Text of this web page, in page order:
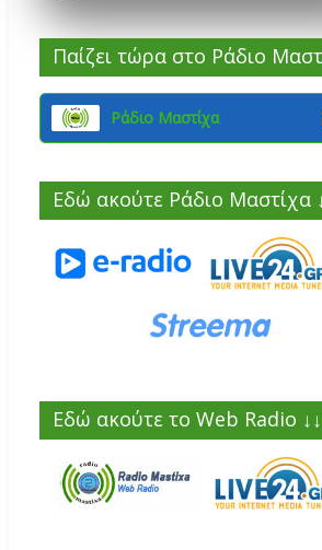
Παίζει τώρα στο Ράδιο
Ράδιο Μαστίχα
Εδώ ακούτε Ράδιο Μαστίχα
Εδώ ακούτε το Web Radio